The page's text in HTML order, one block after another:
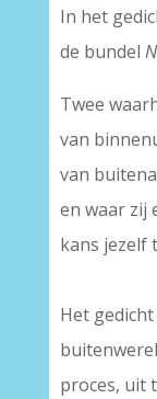
In het
de bundel
Twee
van
van
en waar zij
kans jezelf
Het
proces, uit